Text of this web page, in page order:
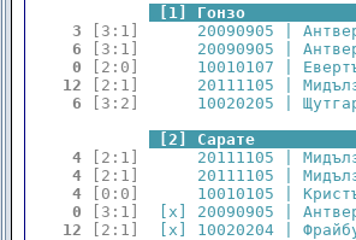
[1] Гонзо
3
[3:1]
20090905 |
6
[3:1]
20090905 |
0
[2:0]
10010107 |
12
[2:1]
20111105 |
6
[3:2]
10020205 |
[2] Сарате
4
[2:1]
20111105 |
4
[2:1]
20111105 |
4
[0:0]
10010105 |
0
[3:1]
[x] 20090905 |
12
[2:1]
[x] 10020204 |